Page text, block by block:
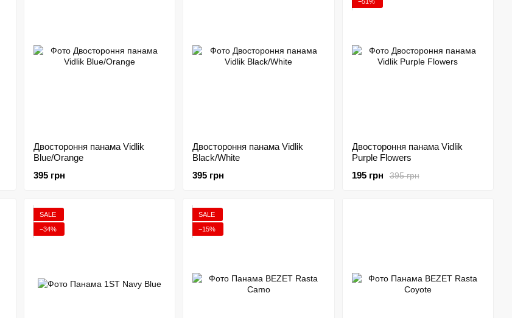
Двостороння панама Vidlik
Blue/Orange
395 грн
Двостороння панама Vidlik
Black/White
395 грн
Двостороння панама Vidlik
Purple Flowers
395 грн
195 грн
SALE
−34%
SALE
−15%